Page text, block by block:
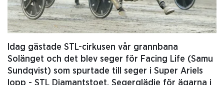
Idag gästade STL-cirkusen vår grannbana
Solänget och det blev seger för Facing Life (Samu
Sundqvist) som spurtade till seger i Super Ariels
lopp - STL Diamantstoet. Segerglädje för ägarna i